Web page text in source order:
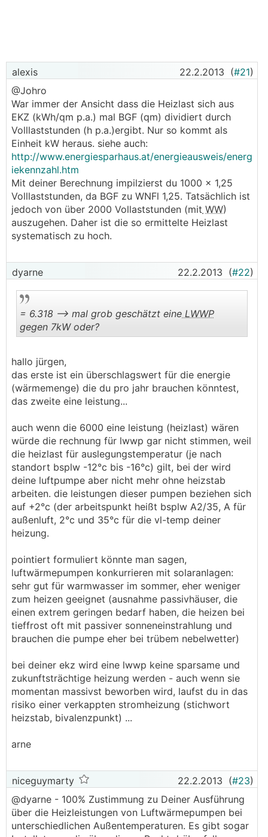
alexis 22.2.2013 (#21)
@Johro
War immer der Ansicht dass die Heizlast sich aus
EKZ (kWh/qm p.a.) mal BGF (qm) dividiert durch
Volllaststunden (h p.a.)ergibt. Nur so kommt als
Einheit kW heraus. siehe auch:
http://www.energiesparhaus.at/energieausweis/energ
iekennzahl.htm
Mit deiner Berechnung impilzierst du 1000 x 1,25
Volllaststunden, da BGF zu WNFl 1,25. Tatsächlich ist
jedoch von über 2000 Vollaststunden (mit WW)
auszugehen. Daher ist die so ermittelte Heizlast
systematisch zu hoch.
dyarne 22.2.2013 (#22)
= 6.318 --> mal grob geschätzt eine LWWP
gegen 7kW oder?
hallo jürgen,
das erste ist ein überschlagswert für die energie
(wärmemenge) die du pro jahr brauchen könntest,
das zweite eine leistung...
auch wenn die 6000 eine leistung (heizlast) wären
würde die rechnung für lwwp gar nicht stimmen, weil
die heizlast für auslegungstemperatur (je nach
standort bsplw -12°c bis -16°c) gilt, bei der wird
deine luftpumpe aber nicht mehr ohne heizstab
arbeiten. die leistungen dieser pumpen beziehen sich
auf +2°c (der arbeitspunkt heißt bsplw A2/35, A für
außenluft, 2°c und 35°c für die vl-temp deiner
heizung.
pointiert formuliert könnte man sagen,
luftwärmepumpen konkurrieren mit solaranlagen:
sehr gut für warmwasser im sommer, eher weniger
zum heizen geeignet (ausnahme passivhäuser, die
einen extrem geringen bedarf haben, die heizen bei
tieffrost oft mit passiver sonneneinstrahlung und
brauchen die pumpe eher bei trübem nebelwetter)
bei deiner ekz wird eine lwwp keine sparsame und
zukunftsträchtige heizung werden - auch wenn sie
momentan massivst beworben wird, laufst du in das
risiko einer verkappten stromheizung (stichwort
heizstab, bivalenzpunkt) ...
arne
niceguymarty 22.2.2013 (#23)
@dyarne - 100% Zustimmung zu Deiner Ausführung
über die Heizleistungen von Luftwärmepumpen bei
unterschiedlichen Außentemperaturen. Es gibt sogar